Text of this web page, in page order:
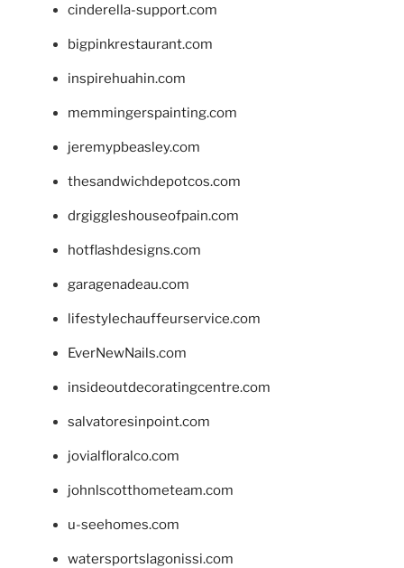
cinderella-support.com
bigpinkrestaurant.com
inspirehuahin.com
memmingerspainting.com
jeremypbeasley.com
thesandwichdepotcos.com
drgiggleshouseofpain.com
hotflashdesigns.com
garagenadeau.com
lifestylechauffeurservice.com
EverNewNails.com
insideoutdecoratingcentre.com
salvatoresinpoint.com
jovialfloralco.com
johnlscotthometeam.com
u-seehomes.com
watersportslagonissi.com